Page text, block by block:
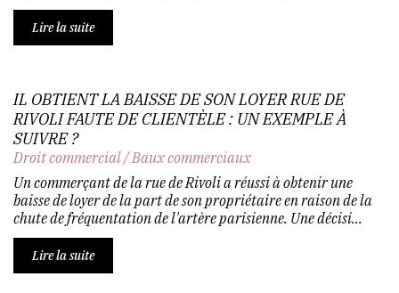
Lire la suite
IL OBTIENT LA BAISSE DE SON LOYER RUE DE
RIVOLI FAUTE DE CLIENTÈLE : UN EXEMPLE À
SUIVRE ?
Droit commercial/Baux commerciaux
Un commerçant de la rue de Rivoli a réussi à obtenir une
baisse de loyer de la part de son propriétaire en raison de la
chute de fréquentation de l'artère parisienne. Une décisi...
Lire la suite